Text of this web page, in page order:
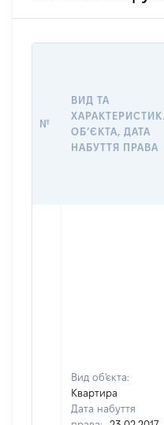
№
ВИД ТА
ОБʼЄКТА, ДАТА
НАБУТТЯ ПРАВА
Вид об'єкта:
Квартира
Дата набуття